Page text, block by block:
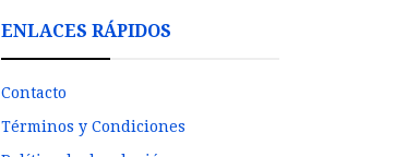
ENLACES RÁPIDOS
Contacto
Términos y Condiciones